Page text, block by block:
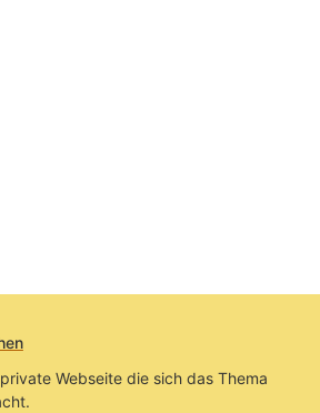
Webseite die sich das Thema